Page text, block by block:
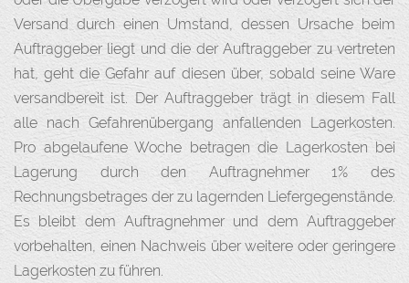
Versand durch einen Umstand, dessen Ursache beim
Auftraggeber liegt und die der Auftraggeber zu vertreten
hat, geht die Gefahr auf diesen über, sobald seine Ware
versandbereit ist. Der Auftraggeber trägt in diesem Fall
alle nach Gefahrenübergang anfallenden Lagerkosten.
Pro abgelaufene Woche betragen die Lagerkosten bei
Lagerung durch den Auftragnehmer 1% des
Rechnungsbetrages der zu lagernden Liefergegenstände.
Es bleibt dem Auftragnehmer und dem Auftraggeber
vorbehalten, einen Nachweis über weitere oder geringere
Lagerkosten zu führen.